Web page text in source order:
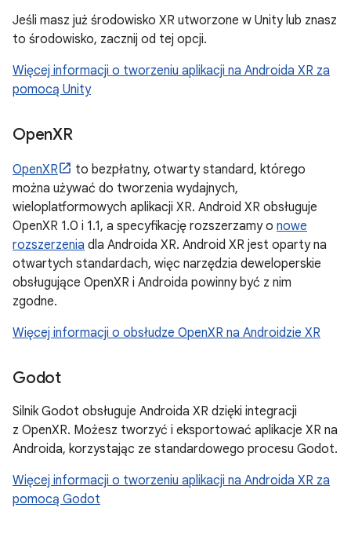
Jeśli masz już środowisko XR utworzone w Unity lub znasz
to środowisko, zacznij od tej opcji.
Więcej informacji o tworzeniu aplikacji na Androida XR za
pomocą Unity
OpenXR
OpenXR
to bezpłatny, otwarty standard, którego
można używać do tworzenia wydajnych,
wieloplatformowych aplikacji XR. Android XR obsługuje
OpenXR 1.0 i 1.1, a specyfikację rozszerzamy o nowe
rozszerzenia dla Androida XR. Android XR jest oparty na
otwartych standardach, więc narzędzia deweloperskie
obsługujące OpenXR i Androida powinny być z nim
zgodne.
Więcej informacji o obsłudze OpenXR na Androidzie XR
Godot
Silnik Godot obsługuje Androida XR dzięki integracji
z OpenXR. Możesz tworzyć i eksportować aplikacje XR na
Androida, korzystając ze standardowego procesu Godot.
Więcej informacji o tworzeniu aplikacji na Androida XR za
pomocą Godot